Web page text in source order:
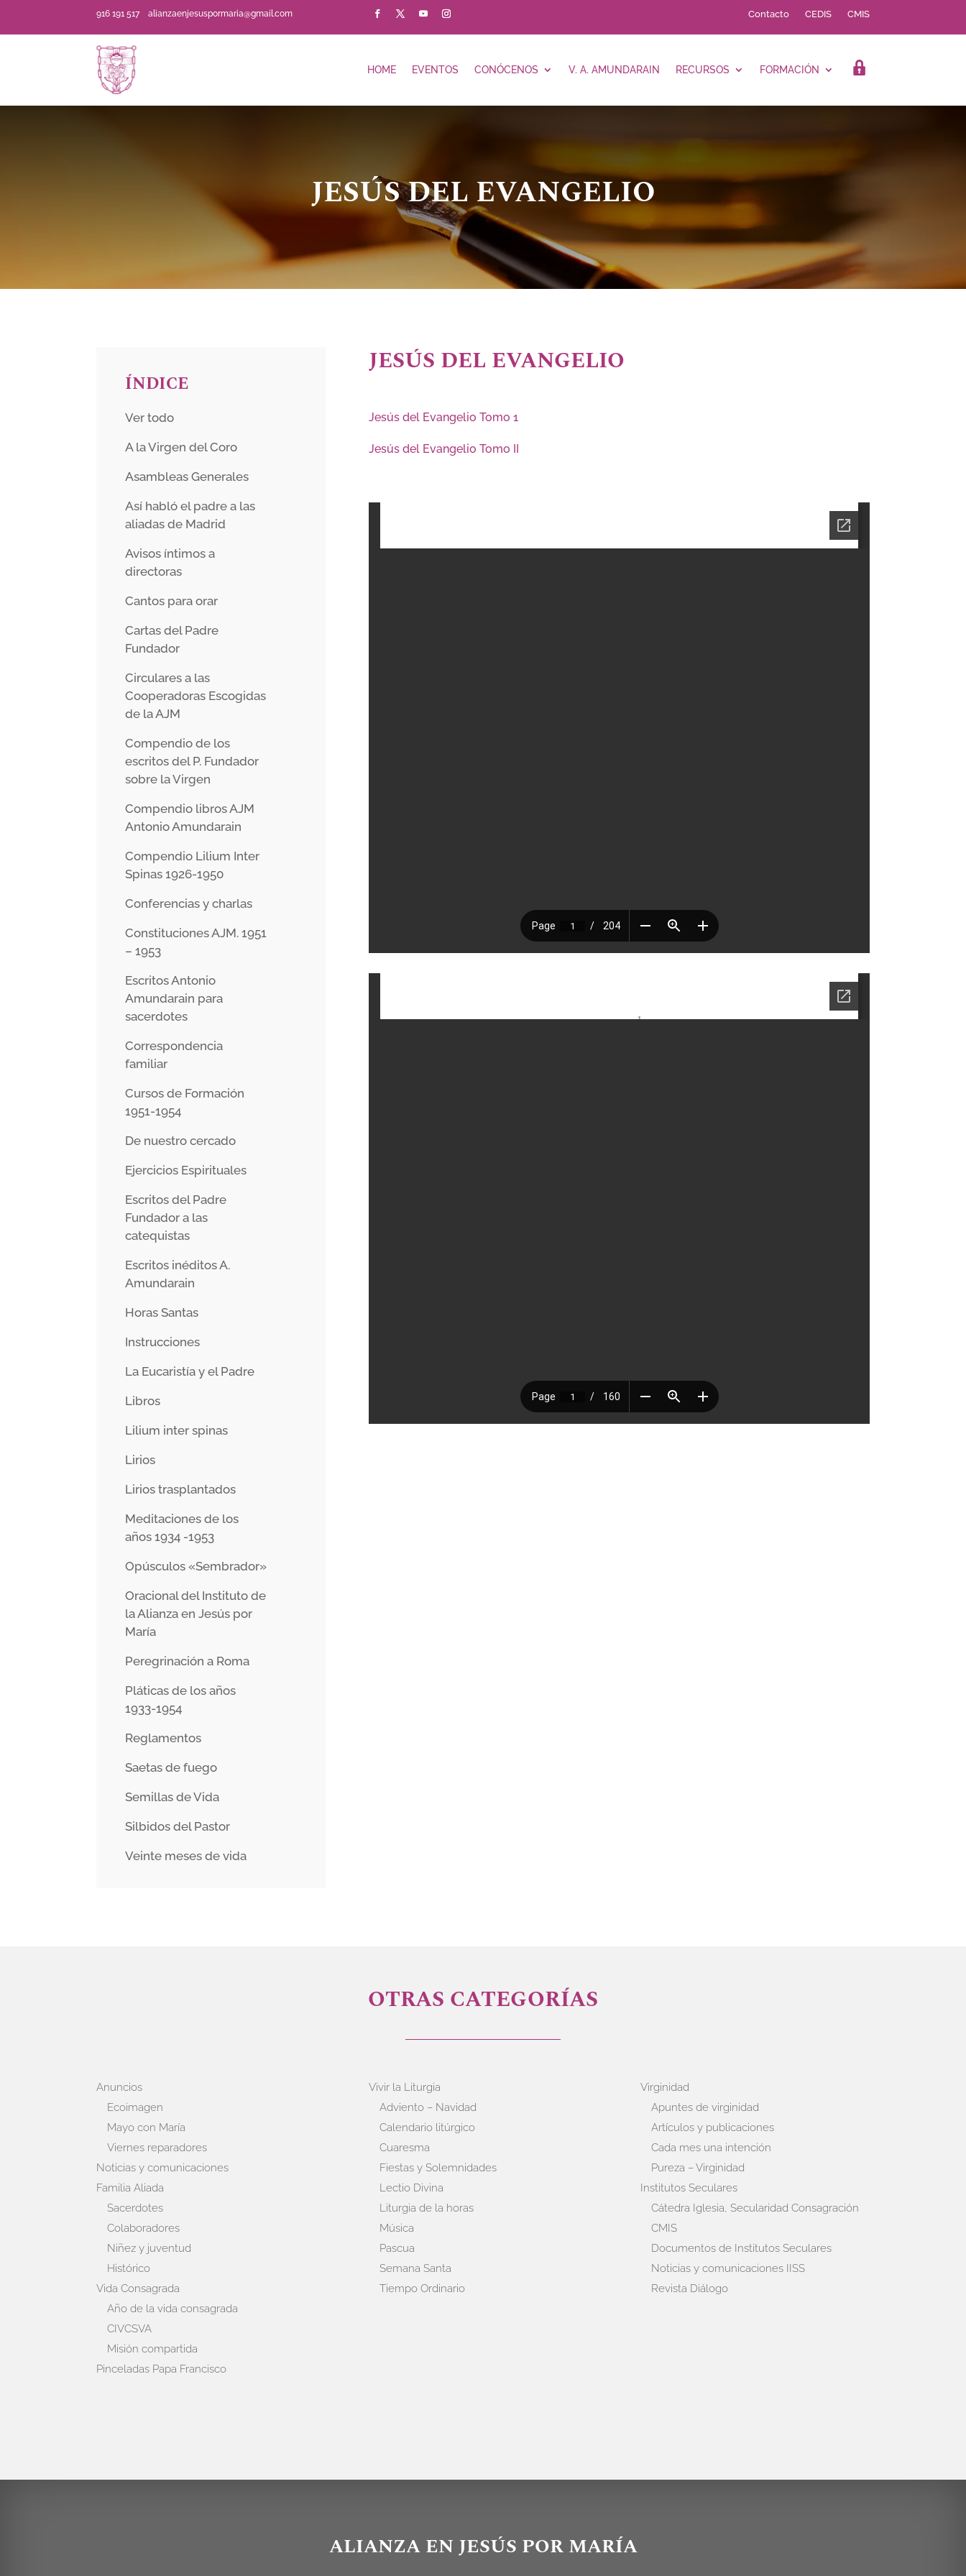
916 191 517alianzaenjesuspormaria@gmail.com Contacto CEDIS CMIS
HOME EVENTOS CONÓCENOS V. A. AMUNDARAIN RECURSOS FORMACIÓN LOGIN
JESÚS DEL EVANGELIO
ÍNDICE
Ver todo
A la Virgen del Coro
Asambleas Generales
Así habló el padre a las
aliadas de Madrid
Avisos íntimos a
directoras
Cantos para orar
Cartas del Padre
Fundador
Circulares a las
Cooperadoras Escogidas
de la AJM
Compendio de los
escritos del P. Fundador
sobre la Virgen
Compendio libros AJM
Antonio Amundarain
Compendio Lilium Inter
Spinas 1926-1950
Conferencias y charlas
Constituciones AJM. 1951
– 1953
Escritos Antonio
Amundarain para
sacerdotes
Correspondencia
familiar
Cursos de Formación
1951-1954
De nuestro cercado
Ejercicios Espirituales
Escritos del Padre
Fundador a las
catequistas
Escritos inéditos A.
Amundarain
Horas Santas
Instrucciones
La Eucaristía y el Padre
Libros
Lilium inter spinas
Lirios
Lirios trasplantados
Meditaciones de los
años 1934 -1953
Opúsculos «Sembrador»
Oracional del Instituto de
la Alianza en Jesús por
María
Peregrinación a Roma
Pláticas de los años
1933-1954
Reglamentos
Saetas de fuego
Semillas de Vida
Silbidos del Pastor
Veinte meses de vida
JESÚS DEL EVANGELIO
Jesús del Evangelio Tomo 1
Jesús del Evangelio Tomo II
OTRAS CATEGORÍAS
Anuncios
Ecoimagen
Mayo con María
Viernes reparadores
Noticias y comunicaciones
Familia Aliada
Sacerdotes
Colaboradores
Niñez y juventud
Histórico
Vida Consagrada
Año de la vida consagrada
CIVCSVA
Misión compartida
Pinceladas Papa Francisco
Vivir la Liturgia
Adviento – Navidad
Calendario litúrgico
Cuaresma
Fiestas y Solemnidades
Lectio Divina
Liturgia de la horas
Música
Pascua
Semana Santa
Tiempo Ordinario
Virginidad
Apuntes de virginidad
Artículos y publicaciones
Cada mes una intención
Pureza – Virginidad
Institutos Seculares
Cátedra Iglesia, Secularidad Consagración
CMIS
Documentos de Institutos Seculares
Noticias y comunicaciones IISS
Revista Diálogo
ALIANZA EN JESÚS POR MARÍA